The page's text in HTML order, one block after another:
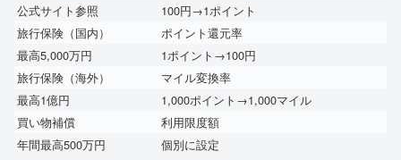
公式サイト参照
100円→1ポイント
旅行保険（国内）
ポイント還元率
最高5,000万円
1ポイント→100円
旅行保険（海外）
マイル変換率
最高1億円
1,000ポイント→1,000マイル
買い物補償
利用限度額
年間最高500万円
個別に設定